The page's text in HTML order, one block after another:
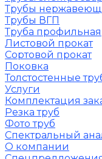
Трубы
Трубы ВГП
Труба профильная
Листовой прокат
Сортовой прокат
Поковка
Толстостенные
Услуги
Комплектация
Резка труб
Фото труб
Спектральный
О компании